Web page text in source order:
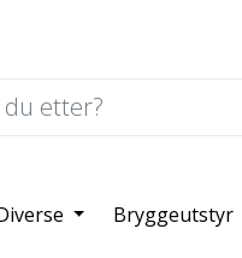
Bryggeutstyr